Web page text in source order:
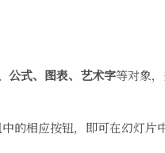
公式、图表、艺术字等对象
相应按钮，即可在幻灯片